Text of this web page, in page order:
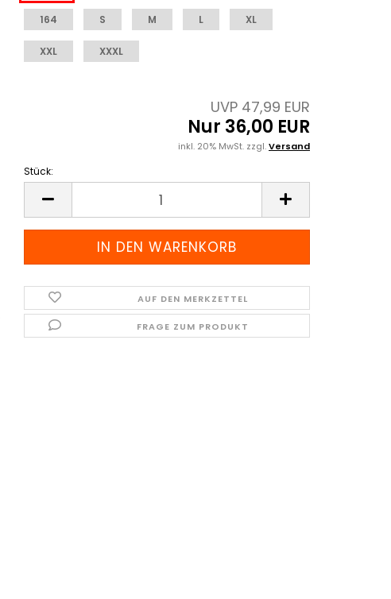
164 S M L XL
XXL XXXL
UVP 47,99 EUR
Nur 36,00 EUR
inkl. 20% MwSt. zzgl.Versand
Stück:
Stück
AUF DEN MERKZETTEL
FRAGE ZUM PRODUKT